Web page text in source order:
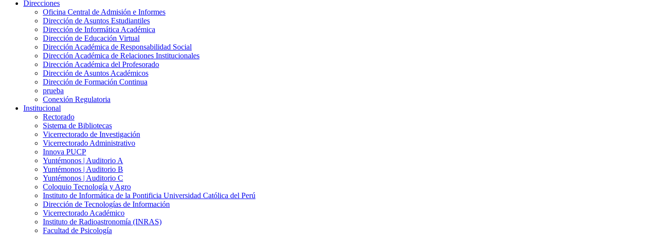
Direcciones
Oficina Central de Admisión e Informes
Dirección de Asuntos Estudiantiles
Dirección de Informática Académica
Dirección de Educación Virtual
Dirección Académica de Responsabilidad Social
Dirección Académica de Relaciones Institucionales
Dirección Académica del Profesorado
Dirección de Asuntos Académicos
Dirección de Formación Continua
prueba
Conexión Regulatoria
Institucional
Rectorado
Sistema de Bibliotecas
Vicerrectorado de Investigación
Vicerrectorado Administrativo
Innova PUCP
Yuntémonos | Auditorio A
Yuntémonos | Auditorio B
Yuntémonos | Auditorio C
Coloquio Tecnología y Agro
Instituto de Informática de la Pontificia Universidad Católica del Perú
Dirección de Tecnologías de Información
Vicerrectorado Académico
Instituto de Radioastronomía (INRAS)
Facultad de Psicología